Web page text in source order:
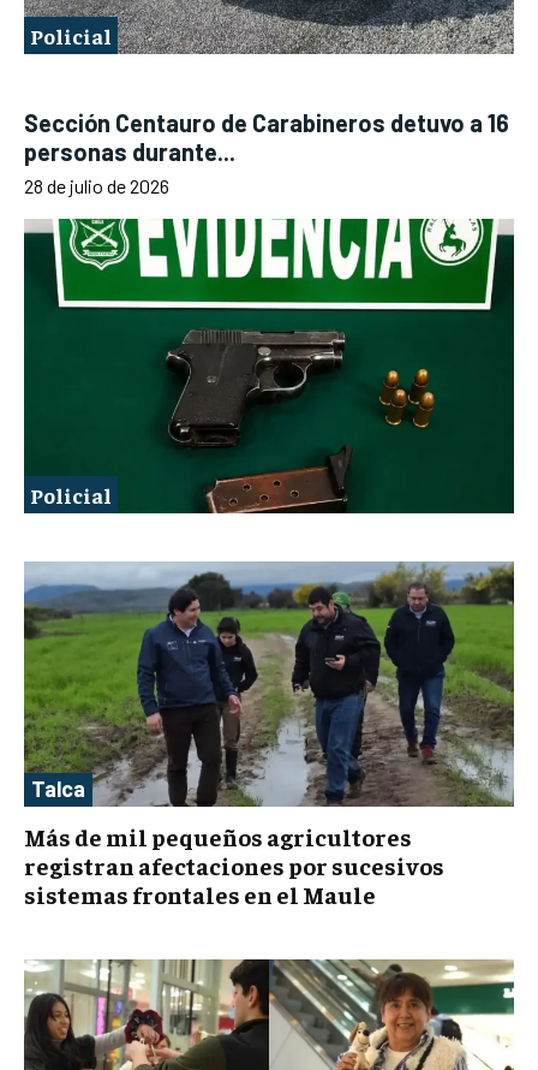
Policial
Sección Centauro de Carabineros detuvo a 16
personas durante...
28 de julio de 2026
Policial
Talca
Más de mil pequeños agricultores
registran afectaciones por sucesivos
sistemas frontales en el Maule